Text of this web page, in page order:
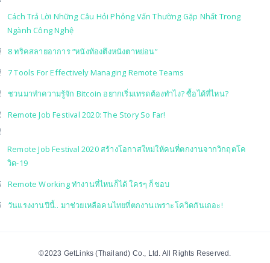
Cách Trả Lời Những Câu Hỏi Phỏng Vấn Thường Gặp Nhất Trong
Ngành Công Nghệ
8 ทริคสลายอาการ “หนังท้องตึงหนังตาหย่อน”
7 Tools For Effectively Managing Remote Teams
ชวนมาทำความรู้จัก Bitcoin อยากเริ่มเทรดต้องทำไง? ซื้อได้ที่ไหน?
Remote Job Festival 2020: The Story So Far!
Remote Job Festival 2020 สร้างโอกาสใหม่ให้คนที่ตกงานจากวิกฤตโค
วิด-19
Remote Working ทำงานที่ไหนก็ได้ ใครๆ ก็ชอบ
วันแรงงานปีนี้.. มาช่วยเหลือคนไทยที่ตกงานเพราะโควิดกันเถอะ!
©2023 GetLinks (Thailand) Co., Ltd. All Rights Reserved.